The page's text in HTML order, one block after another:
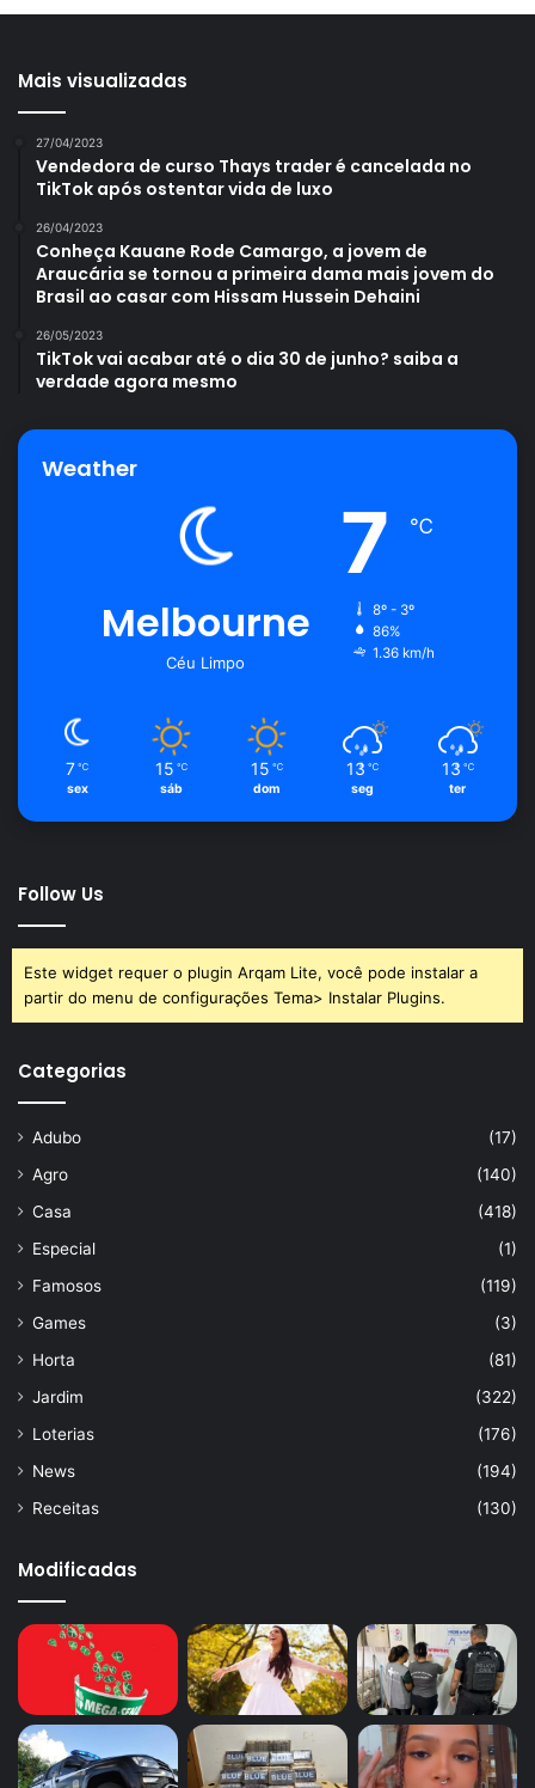
Mais visualizadas
27/04/2023
Vendedora de curso Thays trader é cancelada no
TikTok após ostentar vida de luxo
26/04/2023
Conheça Kauane Rode Camargo, a jovem de
Araucária se tornou a primeira dama mais jovem do
Brasil ao casar com Hissam Hussein Dehaini
26/05/2023
TikTok vai acabar até o dia 30 de junho? saiba a
verdade agora mesmo
Weather
Melbourne
Céu Limpo
7 ℃
8º - 3º
86%
1.36 km/h
7 ℃
sex
15 ℃
sáb
15 ℃
dom
13 ℃
seg
13 ℃
ter
Follow Us
Este widget requer o plugin Arqam Lite, você pode instalar a
partir do menu de configurações Tema> Instalar Plugins.
Categorias
Adubo
(17)
Agro
(140)
Casa
(418)
Especial
(1)
Famosos
(119)
Games
(3)
Horta
(81)
Jardim
(322)
Loterias
(176)
News
(194)
Receitas
(130)
Modificadas